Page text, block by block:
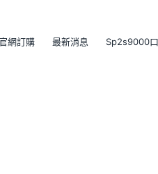
官網訂購 最新消息 Sp2s9000